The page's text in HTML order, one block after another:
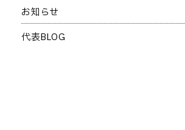
お知らせ
代表BLOG